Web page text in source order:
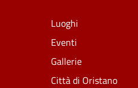
Luoghi
Eventi
Gallerie
Città di Oristano